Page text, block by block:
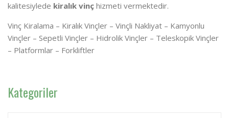
kalitesiylede kiralık vinç hizmeti vermektedir.
Vinç Kiralama – Kiralık Vinçler – Vinçli Nakliyat – Kamyonlu
Vinçler – Sepetli Vinçler – Hidrolik Vinçler – Teleskopik Vinçler
– Platformlar – Forkliftler
Kategoriler